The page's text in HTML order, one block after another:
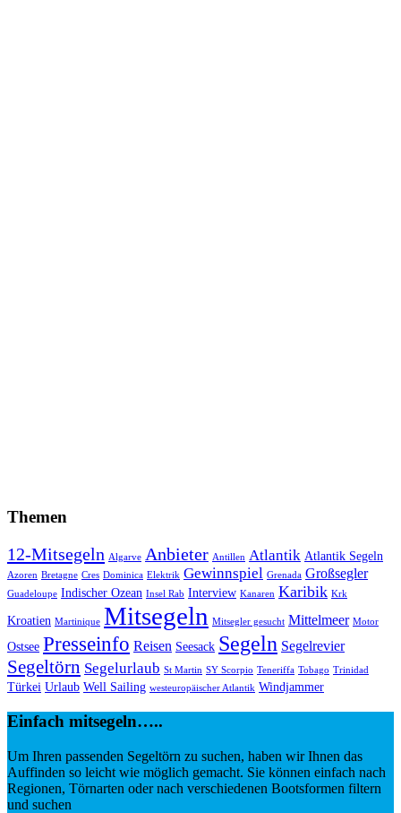
Themen
12-Mitsegeln Algarve Anbieter Antillen Atlantik Atlantik Segeln
Azoren Bretagne Cres Dominica Elektrik Gewinnspiel Grenada Großsegler
Guadeloupe Indischer Ozean Insel Rab Interview Kanaren Karibik Krk
Kroatien Martinique Mitsegeln Mitsegler gesucht Mittelmeer Motor
Ostsee Presseinfo Reisen Seesack Segeln Segelrevier
Segeltörn Segelurlaub St Martin SY Scorpio Teneriffa Tobago Trinidad
Türkei Urlaub Well Sailing westeuropäischer Atlantik Windjammer
Einfach mitsegeln…..
Um Ihren passenden Segeltörn zu suchen, haben wir Ihnen das
Auffinden so leicht wie möglich gemacht. Sie können einfach nach
Regionen, Törnarten oder nach verschiedenen Bootsformen filtern
und suchen